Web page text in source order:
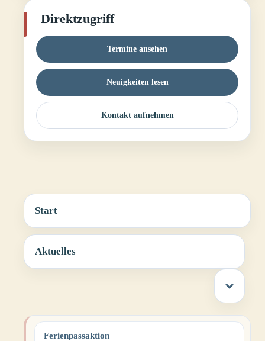
Direktzugriff
Termine ansehen
Neuigkeiten lesen
Kontakt aufnehmen
Start
Aktuelles
Ferienpassaktion